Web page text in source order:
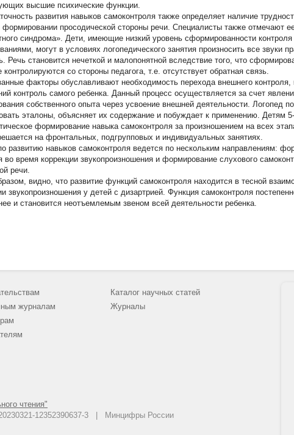
высшие психические функции.
развития навыков самоконтроля также определяет наличие
формировании просодической стороны речи. Специалисты также отмечают
синдрома». Дети, имеющие низкий уровень сформированности
могут в условиях логопедического занятия произносить все звуки
Речь становится нечеткой и малопонятной вследствие того, что
контролируются со стороны педагога, т.е. отсутствует обратная связь.
факторы обуславливают необходимость перехода внешнего контроля,
контроль самого ребенка. Данный процесс осуществляется за счет
собственного опыта через усвоение внешней деятельности. Логопед
эталоны, объясняет их содержание и побуждает к применению. Детям
формирование навыка самоконтроля за произношением на всех
на фронтальных, подгрупповых и индивидуальных занятиях.
развитию навыков самоконтроля ведется по нескольким направлениям:
во время коррекции звукопроизношения и формирование слухового
речи.
видно, что развитие функций самоконтроля находится в тесной
звукопроизношения у детей с дизартрией. Функция самоконтроля
и становится неотъемлемым звеном всей деятельности ребенка.
чтения"
20230321-12352390637-3 | Минцифры России
журналам
Каталог научных статей
Журналы